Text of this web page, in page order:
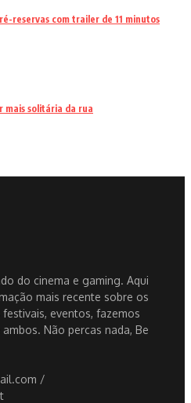
reservas com trailer de 11 minutos
mais solitária da rua
do cinema e gaming. Aqui
mais recente sobre os
eventos, fazemos
Não percas nada, Be
/